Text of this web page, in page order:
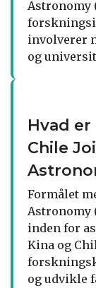
Astronomy
involverer
og
Hvad
Chile
Formålet
Astronomy
inden for
Kina og
og udvikle